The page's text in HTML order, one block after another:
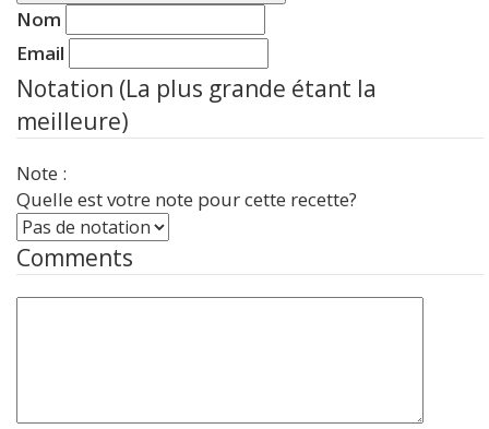
Nom
Email
Notation (La plus grande étant la
meilleure)
Note :
Quelle est votre note pour cette recette?
Comments